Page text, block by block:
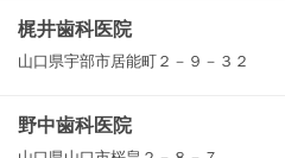
梶井歯科医院
山口県宇部市居能町２－９－３２
野中歯科医院